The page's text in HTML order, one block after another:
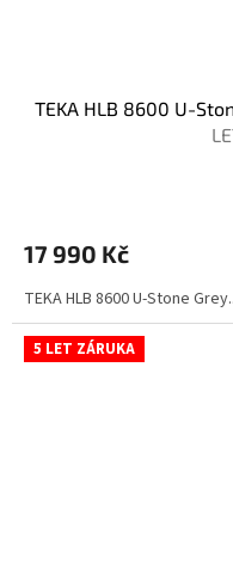
TEKA HLB 8600 U-
17 990 Kč
TEKA HLB 8600 U-Stone
5 LET ZÁRUKA